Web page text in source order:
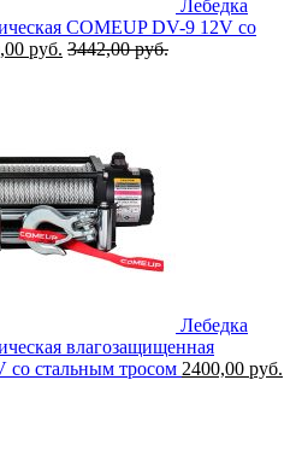
Лебедка
COMEUP DV-9 12V со
руб. 3442,00руб.
Лебедка
влагозащищенная
со стальным тросом 2400,00 руб.